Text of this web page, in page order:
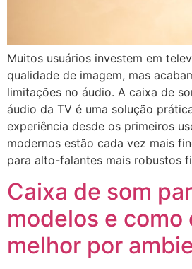
Muitos usuários investem em
qualidade de imagem, mas
limitações no áudio. A caixa de
áudio da TV é uma solução
experiência desde os primeiros
modernos estão cada vez mais
para alto-falantes mais robustos
Caixa de som
modelos e como
melhor por